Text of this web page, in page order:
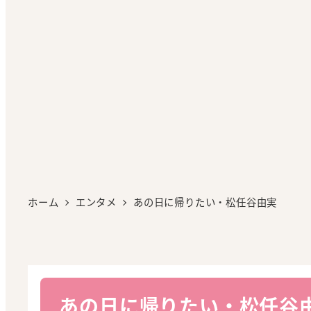
ホーム エンタメ あの日に帰りたい・松任谷由実
あの日に帰りたい・松任谷